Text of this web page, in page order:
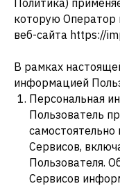
которую Оператор
веб-сайта https://
В рамках
информацией
Персональная
Пользователь
самостоятельно
Сервисов,
Пользователя.
Сервисов